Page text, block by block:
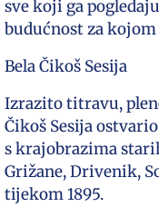
sve koji ga
budućnost za kojom
Bela Čikoš Sesija
Izrazito titravu,
Čikoš Sesija
s krajobrazima
Grižane, Drivenik,
tijekom 1895.